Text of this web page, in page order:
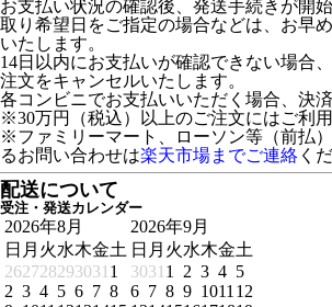
お支払い状況の確認後、発送手続きが開
取り希望日をご指定の場合などは、お早
いたします。
14日以内にお支払いが確認できない場合
注文をキャンセルいたします。
各コンビニでお支払いいただく場合、決
※30万円（税込）以上のご注文にはご利用
※ファミリーマート、ローソン等（前払
るお問い合わせは楽天市場までご連絡 く
配送について
受注・発送カレンダー
2026年8月
日 月 火水木金土
262728293031 1
2 3 4 5 6 7 8
2026年9月
日 月 火水木金土
3031 1 2 3 4 5
6 7 8 9 1011 12